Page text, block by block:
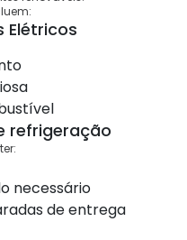
Elétricos
refrigeração
necessário
de entrega